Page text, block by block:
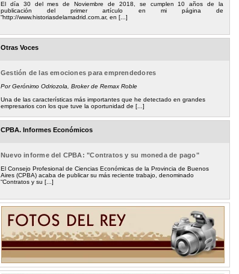
El día 30 del mes de Noviembre de 2018, se cumplen 10 años de la
publicación del primer artículo en mi página de
“http://www.historiasdelamadrid.com.ar, en [...]
Otras Voces
Gestión de las emociones para emprendedores
Por Gerónimo Odriozola, Broker de Remax Roble
Una de las características más importantes que he detectado en grandes
empresarios con los que tuve la oportunidad de [...]
CPBA. Informes Económicos
Nuevo informe del CPBA: "Contratos y su moneda de pago"
El Consejo Profesional de Ciencias Económicas de la Provincia de Buenos
Aires (CPBA) acaba de publicar su más reciente trabajo, denominado
“Contratos y su [...]